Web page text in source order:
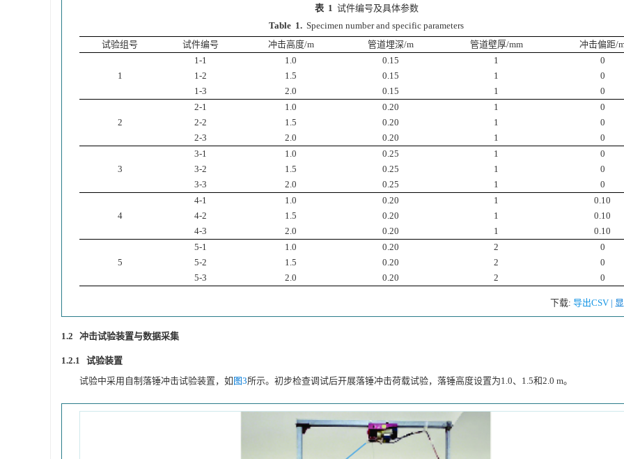
表 1 试件编号及具体参数
Table 1. Specimen number and specific parameters
试验组号
试件编号 冲击高度/m 管道埋深/m 管道壁厚/mm 冲击偏距/
1
1-1 1.0 0.15 1
0
1-2
1.5 0.15 1
0
1-3
2.0 0.15 1 0
2
2-1 1.0 0.20 1
0
2-2
1.5 0.20 1
0
2-3
2.0 0.20 1 0
3
3-1 1.0 0.25 1
0
3-2
1.5 0.25 1
0
3-3
2.0 0.25 1 0
4
4-1 1.0 0.20 1
0.10
4-2
1.5 0.20 1
0.10
4-3
2.0 0.20 1 0.10
5
5-1 1.0 0.20 2
0
5-2
1.5 0.20 2
0
5-3
2.0 0.20 2 0
下载: 导出CSV |
1.2 冲击试验装置与数据采集
1.2.1 试验装置
试验中采用自制落锤冲击试验装置，如 图3所示。初步检查调试后开展落锤冲击荷载试验，落锤高度设置为1.0、1.5和2.0 m。